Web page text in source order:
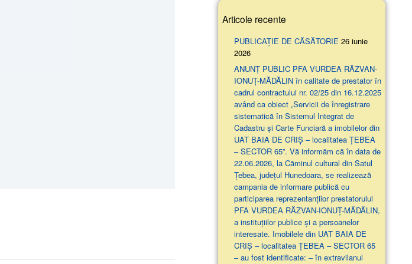
Articole recente
PUBLICAȚIE DE CĂSĂTORIE 26 iunie
2026
ANUNŢ PUBLIC PFA VURDEA RĂZVAN-
IONUȚ-MĂDĂLIN în calitate de prestator în
cadrul contractului nr. 02/25 din 16.12.2025
având ca obiect „Servicii de înregistrare
sistematică în Sistemul Integrat de
Cadastru și Carte Funciară a imobilelor din
UAT BAIA DE CRIȘ – localitatea ȚEBEA
– SECTOR 65”. Vă informăm că în data de
22.06.2026, la Căminul cultural din Satul
Țebea, județul Hunedoara, se realizează
campania de informare publică cu
participarea reprezentanților prestatorului
PFA VURDEA RĂZVAN-IONUȚ-MĂDĂLIN,
a instituțiilor publice și a persoanelor
interesate. Imobilele din UAT BAIA DE
CRIȘ – localitatea ȚEBEA – SECTOR 65
– au fost identificate: – în extravilanul